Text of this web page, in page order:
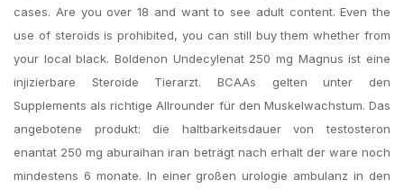
cases. Are you over 18 and want to see adult content. Even the
use of steroids is prohibited, you can still buy them whether from
your local black. Boldenon Undecylenat 250 mg Magnus ist eine
injizierbare Steroide Tierarzt. BCAAs gelten unter den
Supplements als richtige Allrounder für den Muskelwachstum. Das
angebotene produkt: die haltbarkeitsdauer von testosteron
enantat 250 mg aburaihan iran beträgt nach erhalt der ware noch
mindestens 6 monate. In einer großen urologie ambulanz in den